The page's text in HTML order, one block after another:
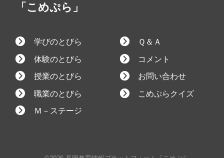
「こめぷら」
学びのとびら
体験のとびら
授業のとびら
職業のとびら
Ｍ－ステージ
Ｑ＆Ａ
コメント
お問い合わせ
こめぷらクイズ